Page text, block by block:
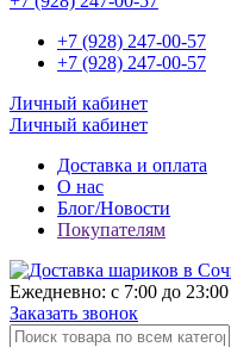
+7 (928) 247-00-57
+7 (928) 247-00-57
Личный кабинет
Личный кабинет
Доставка и оплата
О нас
Блог/Новости
Покупателям
Ежедневно: с 7:00 до 23:00
Заказать звонок